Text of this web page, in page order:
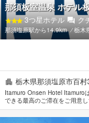
栃木県那須塩原市百
Itamuro Onsen Hotel Itamuro
できる最高のご滞在をご用意
快適なご滞在に必要不可欠な
ピー）などの設備・サービス
那須板室温泉 ホテル
3つ星ホテル ク
那須塩原駅から14.9km ⁄栃木